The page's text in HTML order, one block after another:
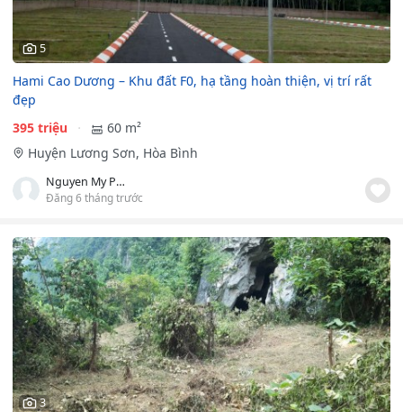
5
Hami Cao Dương – Khu đất F0, hạ tầng hoàn thiện, vị trí rất
đẹp
395 triệu
60 m²
Huyện Lương Sơn, Hòa Bình
Nguyen My Phuong Linh
Đăng 6 tháng trước
3